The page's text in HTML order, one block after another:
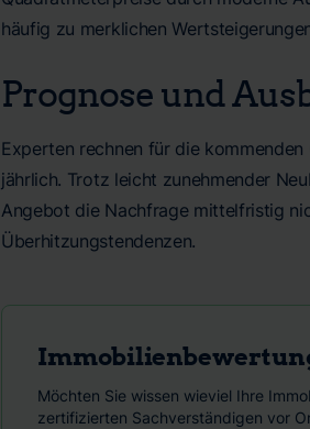
häufig zu merklichen
Prognose und
Experten rechnen für die
jährlich. Trotz leicht zunehmender
Angebot die Nachfrage mittelfristig
Überhitzungstendenzen.
Möchten Sie wissen wieviel Ihre
zertifizierten Sachverständigen vor